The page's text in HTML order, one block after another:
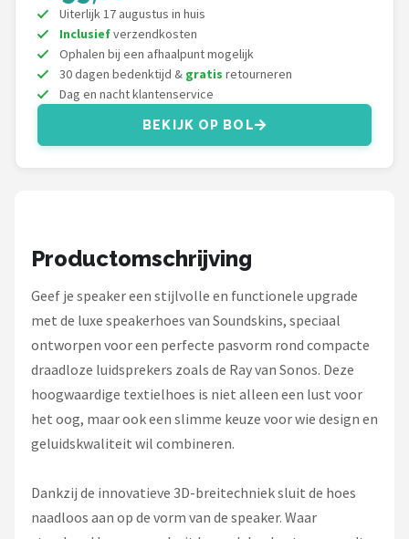
Power Dynamics
Soundskins
Teufel
ArtSound
Dali
Ultimea
Alle merken →
Uiterlijk 17 augustus in huis
Inclusiefverzendkosten
Ophalen bij een afhaalpunt mogelijk
30 dagen bedenktijd & gratis retourneren
Dag en nacht klantenservice
BEKIJK OP BOL
Productomschrijving
Geef je speaker een stijlvolle en functionele upgrade
met de luxe speakerhoes van Soundskins, speciaal
ontworpen voor een perfecte pasvorm rond compacte
draadloze luidsprekers zoals de Ray van Sonos. Deze
hoogwaardige textielhoes is niet alleen een lust voor
het oog, maar ook een slimme keuze voor wie design en
geluidskwaliteit wil combineren.
Dankzij de innovatieve 3D-breitechniek sluit de hoes
naadloos aan op de vorm van de speaker. Waar